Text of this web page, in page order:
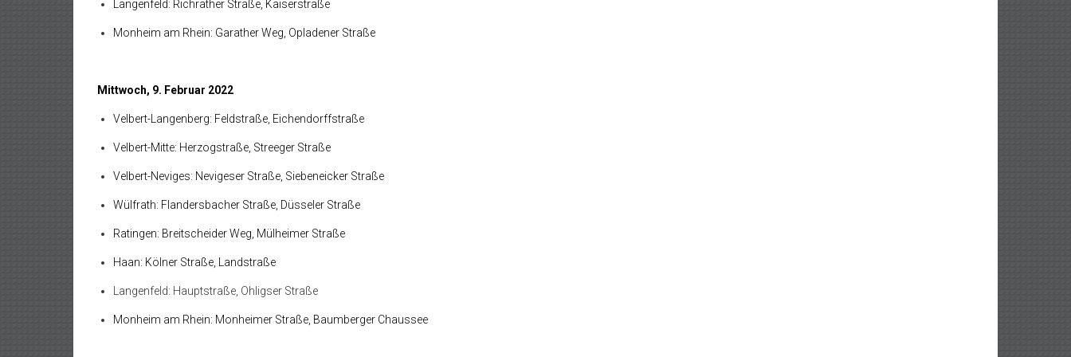
Langenfeld: Richrather Straße, Kaiserstraße
Monheim am Rhein: Garather Weg, Opladener Straße
Mittwoch, 9. Februar 2022
Velbert-Langenberg: Feldstraße, Eichendorffstraße
Velbert-Mitte: Herzogstraße, Streeger Straße
Velbert-Neviges: Nevigeser Straße, Siebeneicker Straße
Wülfrath: Flandersbacher Straße, Düsseler Straße
Ratingen: Breitscheider Weg, Mülheimer Straße
Haan: Kölner Straße, Landstraße
Langenfeld: Hauptstraße, Ohligser Straße
Monheim am Rhein: Monheimer Straße, Baumberger Chaussee